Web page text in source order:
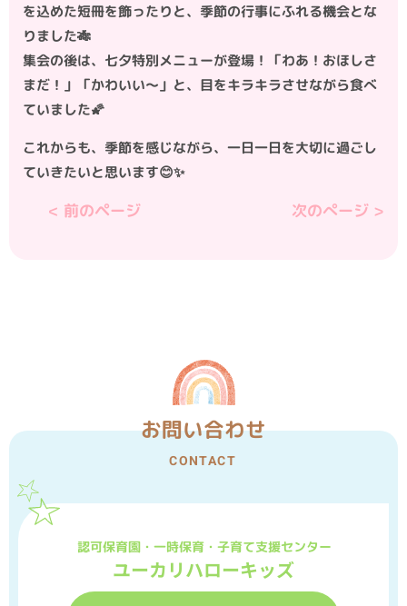
を込めた短冊を飾ったりと、季節の行事にふれる機会とな
りました🎋
集会の後は、七夕特別メニューが登場！「わあ！おほしさ
まだ！」「かわいい〜」と、目をキラキラさせながら食べ
ていました🌠
これからも、季節を感じながら、一日一日を大切に過ごし
ていきたいと思います😊✨
< 前のページ 次のぺージ >
お問い合わせ
CONTACT
認可保育園・一時保育・子育て支援センター
ユーカリハローキッズ